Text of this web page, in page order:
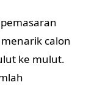
calon
ke mulut.